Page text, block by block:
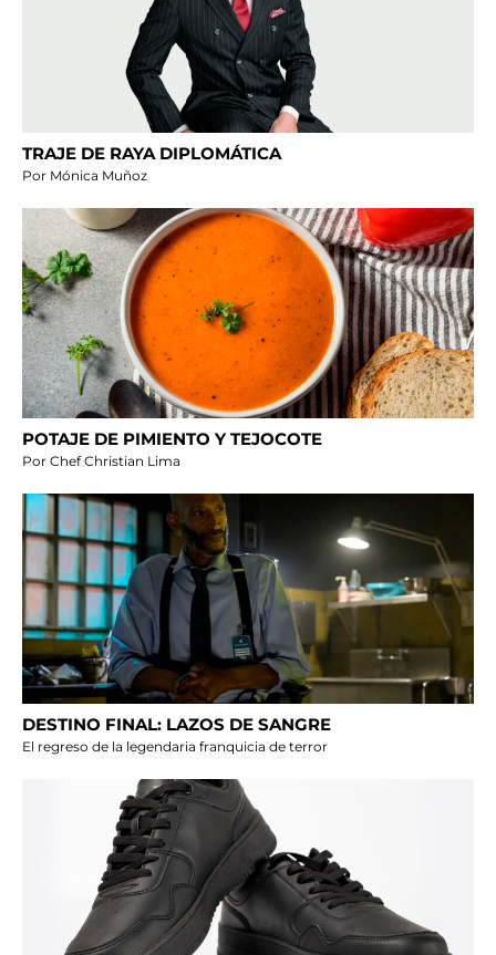
TRAJE DE RAYA DIPLOMÁTICA
Por Mónica Muñoz
POTAJE DE PIMIENTO Y TEJOCOTE
Por Chef Christian Lima
DESTINO FINAL: LAZOS DE SANGRE
El regreso de la legendaria franquicia de terror